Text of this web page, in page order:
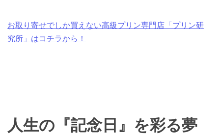
お取り寄せでしか買えない高級プリン専門店「プリン研
究所」はコチラから！
人生の『記念日』を彩る夢